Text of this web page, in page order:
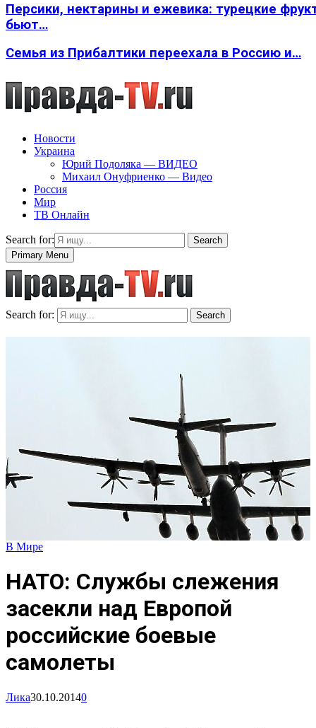
Персики, нектарины и ежевика: турецкие
бьют…
Семья из Прибалтики переехала в Россию и…
Новости
Украина
Юрий Подоляка — ВИДЕО
Михаил Онуфриенко — Видео
Россия
Мир
ТВ Онлайн
Search for:
Search
Primary Menu
Search for: Search
В Мире
НАТО: Службы слежения
засекли над Европой
российские боевые
самолеты
Лика30.10.20140